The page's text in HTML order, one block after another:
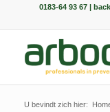
0183-64 93 67 |
U bevindt zich hier: